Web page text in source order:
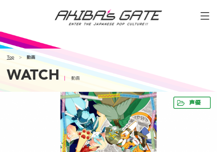
Top 動画
WATCH 動画